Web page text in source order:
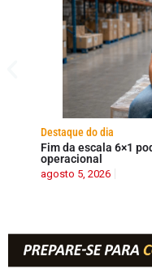
Destaque do dia
Fim da escala 6×1
operacional
agosto 5, 2026